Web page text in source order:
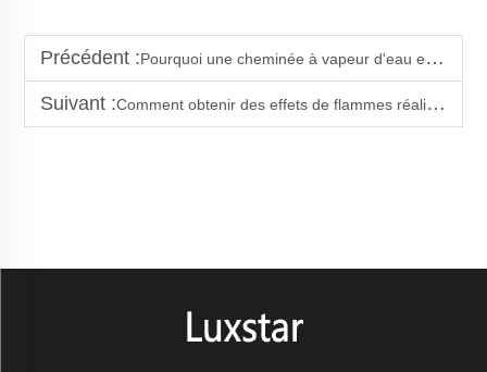
Précédent :Pourquoi une cheminée à vapeur d'eau est-elle un choix sûr pour les espaces commerciaux
Suivant :Comment obtenir des effets de flammes réalistes avec des unités d'insert à vapeur d'eau